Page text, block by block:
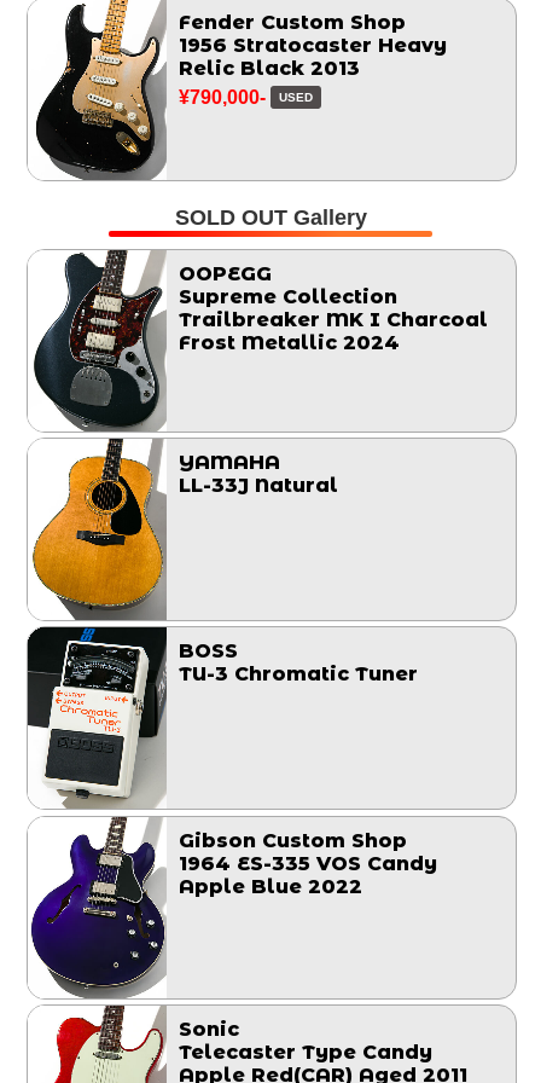
Fender Custom Shop
1956 Stratocaster Heavy
Relic Black 2013
¥790,000- USED
SOLD OUT Gallery
OOPEGG
Supreme Collection
Trailbreaker MK I Charcoal
Frost Metallic 2024
YAMAHA
LL-33J Natural
BOSS
TU-3 Chromatic Tuner
Gibson Custom Shop
1964 ES-335 VOS Candy
Apple Blue 2022
Sonic
Telecaster Type Candy
Apple Red(CAR) Aged 2011